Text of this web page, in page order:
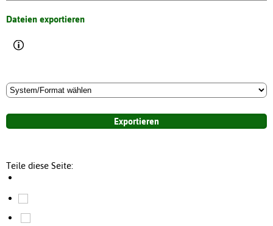
Dateien exportieren
Teile diese Seite: